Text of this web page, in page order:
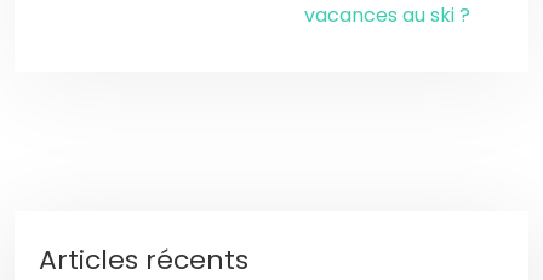
vacances au ski ?
Articles récents